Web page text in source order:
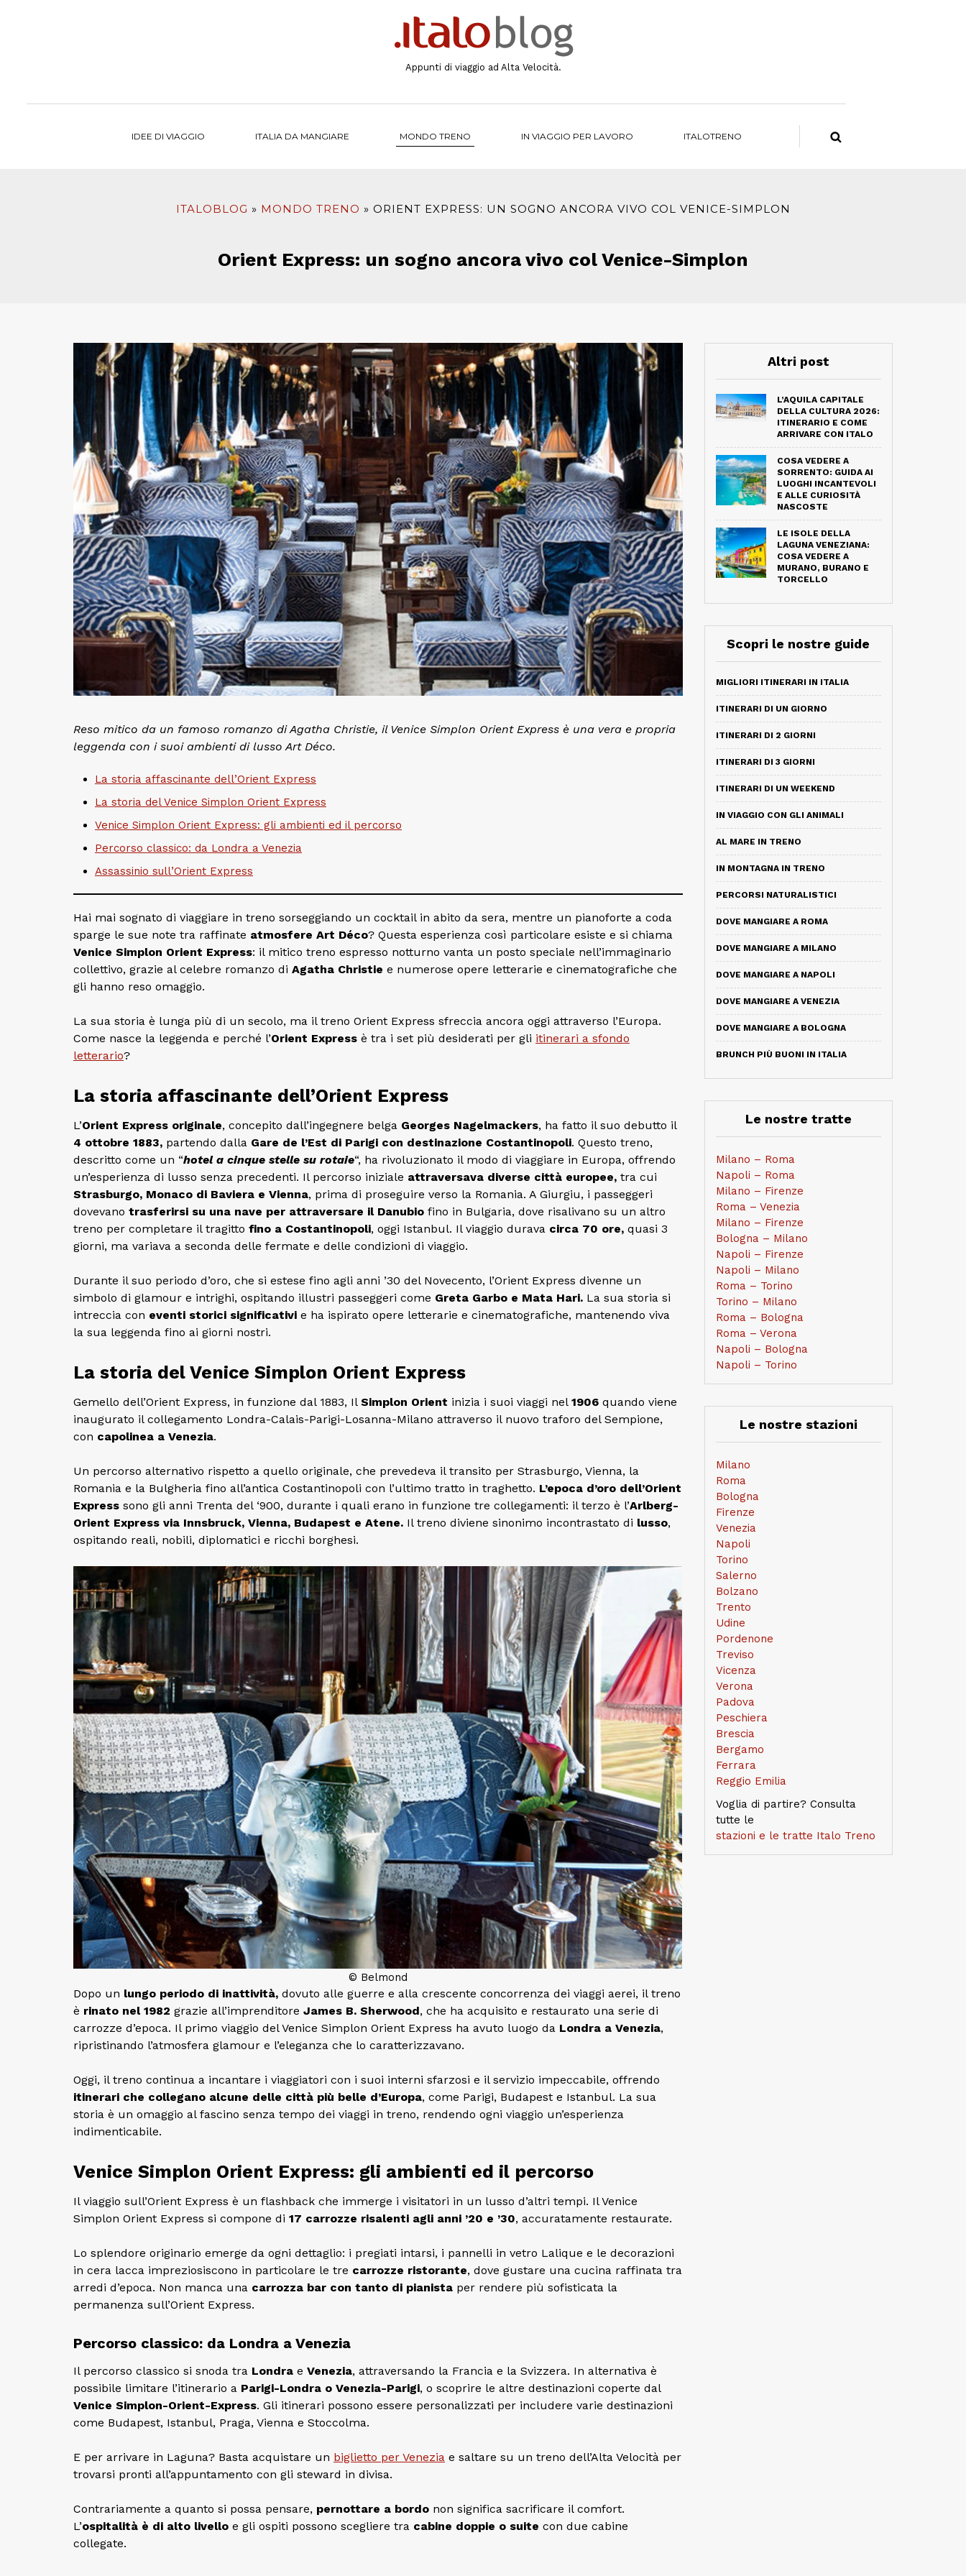
Appunti di viaggio ad Alta Velocità.
IDEE DI VIAGGIO ITALIA DA MANGIARE MONDO TRENO IN VIAGGIO PER LAVORO ITALOTRENO
ITALOBLOG MONDO TRENO ORIENT EXPRESS: UN SOGNO ANCORA VIVO COL VENICE-SIMPLON
Orient Express: un sogno ancora vivo col Venice-Simplon
Reso mitico da un famoso romanzo di Agatha Christie, il Venice Simplon Orient Express è una vera e propria
leggenda con i suoi ambienti di lusso Art Déco.
La storia affascinante dell’Orient Express
La storia del Venice Simplon Orient Express
Venice Simplon Orient Express: gli ambienti ed il percorso
Percorso classico: da Londra a Venezia
Assassinio sull’Orient Express
Hai mai sognato di viaggiare in treno sorseggiando un cocktail in abito da sera, mentre un pianoforte a coda
sparge le sue note tra raffinate atmosfere Art Déco? Questa esperienza così particolare esiste e si chiama
Venice Simplon Orient Express: il mitico treno espresso notturno vanta un posto speciale nell’immaginario
collettivo, grazie al celebre romanzo di Agatha Christie e numerose opere letterarie e cinematografiche che
gli hanno reso omaggio.
La sua storia è lunga più di un secolo, ma il treno Orient Express sfreccia ancora oggi attraverso l’Europa.
Come nasce la leggenda e perché l’Orient Express è tra i set più desiderati per gli itinerari a sfondo
letterario?
La storia affascinante dell’Orient Express
L’Orient Express originale, concepito dall’ingegnere belga Georges Nagelmackers, ha fatto il suo debutto il
4 ottobre 1883, partendo dalla Gare de l’Est di Parigi con destinazione Costantinopoli. Questo treno,
descritto come un “hotel a cinque stelle su rotaie“, ha rivoluzionato il modo di viaggiare in Europa, offrendo
un’esperienza di lusso senza precedenti. Il percorso iniziale attraversava diverse città europee, tra cui
Strasburgo, Monaco di Baviera e Vienna, prima di proseguire verso la Romania. A Giurgiu, i passeggeri
dovevano trasferirsi su una nave per attraversare il Danubio fino in Bulgaria, dove risalivano su un altro
treno per completare il tragitto fino a Costantinopoli, oggi Istanbul. Il viaggio durava circa 70 ore, quasi 3
giorni, ma variava a seconda delle fermate e delle condizioni di viaggio.
Durante il suo periodo d’oro, che si estese fino agli anni ’30 del Novecento, l’Orient Express divenne un
simbolo di glamour e intrighi, ospitando illustri passeggeri come Greta Garbo e Mata Hari. La sua storia si
intreccia con eventi storici significativi e ha ispirato opere letterarie e cinematografiche, mantenendo viva
la sua leggenda fino ai giorni nostri.
La storia del Venice Simplon Orient Express
Gemello dell’Orient Express, in funzione dal 1883, Il Simplon Orient inizia i suoi viaggi nel 1906 quando viene
inaugurato il collegamento Londra-Calais-Parigi-Losanna-Milano attraverso il nuovo traforo del Sempione,
con capolinea a Venezia.
Un percorso alternativo rispetto a quello originale, che prevedeva il transito per Strasburgo, Vienna, la
Romania e la Bulgheria fino all’antica Costantinopoli con l’ultimo tratto in traghetto. L’epoca d’oro dell’Orient
Express sono gli anni Trenta del ‘900, durante i quali erano in funzione tre collegamenti: il terzo è l’Arlberg-
Orient Express via Innsbruck, Vienna, Budapest e Atene. Il treno diviene sinonimo incontrastato di lusso,
ospitando reali, nobili, diplomatici e ricchi borghesi.
© Belmond
Dopo un lungo periodo di inattività, dovuto alle guerre e alla crescente concorrenza dei viaggi aerei, il treno
è rinato nel 1982 grazie all’imprenditore James B. Sherwood, che ha acquisito e restaurato una serie di
carrozze d’epoca. Il primo viaggio del Venice Simplon Orient Express ha avuto luogo da Londra a Venezia,
ripristinando l’atmosfera glamour e l’eleganza che lo caratterizzavano.
Oggi, il treno continua a incantare i viaggiatori con i suoi interni sfarzosi e il servizio impeccabile, offrendo
itinerari che collegano alcune delle città più belle d’Europa, come Parigi, Budapest e Istanbul. La sua
storia è un omaggio al fascino senza tempo dei viaggi in treno, rendendo ogni viaggio un’esperienza
indimenticabile.
Venice Simplon Orient Express: gli ambienti ed il percorso
Il viaggio sull’Orient Express è un flashback che immerge i visitatori in un lusso d’altri tempi. Il Venice
Simplon Orient Express si compone di 17 carrozze risalenti agli anni ’20 e ’30, accuratamente restaurate.
Lo splendore originario emerge da ogni dettaglio: i pregiati intarsi, i pannelli in vetro Lalique e le decorazioni
in cera lacca impreziosiscono in particolare le tre carrozze ristorante, dove gustare una cucina raffinata tra
arredi d’epoca. Non manca una carrozza bar con tanto di pianista per rendere più sofisticata la
permanenza sull’Orient Express.
Percorso classico: da Londra a Venezia
Il percorso classico si snoda tra Londra e Venezia, attraversando la Francia e la Svizzera. In alternativa è
possibile limitare l’itinerario a Parigi-Londra o Venezia-Parigi, o scoprire le altre destinazioni coperte dal
Venice Simplon-Orient-Express. Gli itinerari possono essere personalizzati per includere varie destinazioni
come Budapest, Istanbul, Praga, Vienna e Stoccolma.
E per arrivare in Laguna? Basta acquistare un biglietto per Venezia e saltare su un treno dell’Alta Velocità per
trovarsi pronti all’appuntamento con gli steward in divisa.
Contrariamente a quanto si possa pensare, pernottare a bordo non significa sacrificare il comfort.
L’ospitalità è di alto livello e gli ospiti possono scegliere tra cabine doppie o suite con due cabine
collegate.
Altri post
L’AQUILA CAPITALE
DELLA CULTURA 2026:
ITINERARIO E COME
ARRIVARE CON ITALO
COSA VEDERE A
SORRENTO: GUIDA AI
LUOGHI INCANTEVOLI
E ALLE CURIOSITÀ
NASCOSTE
LE ISOLE DELLA
LAGUNA VENEZIANA:
COSA VEDERE A
MURANO, BURANO E
TORCELLO
Scopri le nostre guide
MIGLIORI ITINERARI IN ITALIA
ITINERARI DI UN GIORNO
ITINERARI DI 2 GIORNI
ITINERARI DI 3 GIORNI
ITINERARI DI UN WEEKEND
IN VIAGGIO CON GLI ANIMALI
AL MARE IN TRENO
IN MONTAGNA IN TRENO
PERCORSI NATURALISTICI
DOVE MANGIARE A ROMA
DOVE MANGIARE A MILANO
DOVE MANGIARE A NAPOLI
DOVE MANGIARE A VENEZIA
DOVE MANGIARE A BOLOGNA
BRUNCH PIÙ BUONI IN ITALIA
Le nostre tratte
Milano – Roma
Napoli – Roma
Milano – Firenze
Roma – Venezia
Milano – Firenze
Bologna – Milano
Napoli – Firenze
Napoli – Milano
Roma – Torino
Torino – Milano
Roma – Bologna
Roma – Verona
Napoli – Bologna
Napoli – Torino
Le nostre stazioni
Milano
Roma
Bologna
Firenze
Venezia
Napoli
Torino
Salerno
Bolzano
Trento
Udine
Pordenone
Treviso
Vicenza
Verona
Padova
Peschiera
Brescia
Bergamo
Ferrara
Reggio Emilia
Voglia di partire? Consulta
tutte le
stazioni e le tratte Italo Treno